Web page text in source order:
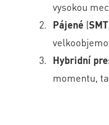
vysokou
Pájené (SMT
Hybridní
momentu,